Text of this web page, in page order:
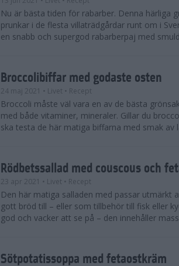
Nu är bästa tiden för rabarber. Denna härliga
prunkar i de flesta villaträdgårdar runt om i
en snabb och supergod rabarberpaj med
Broccolibiffar med godaste osten
24 maj 2021 • Livet • Recept
Broccoli måste väl vara en av de bästa
med både vitaminer, mineraler. Gillar du
ska testa de här matiga biffarna med smak av
Rödbetssallad med couscous och
23 apr 2021 • Livet • Recept
Den här matiga salladen med passar utmärkt
gott bröd till – eller som tillbehör till fisk eller
god och vacker att se på – den innehåller
Sötpotatissoppa med fetaostkräm